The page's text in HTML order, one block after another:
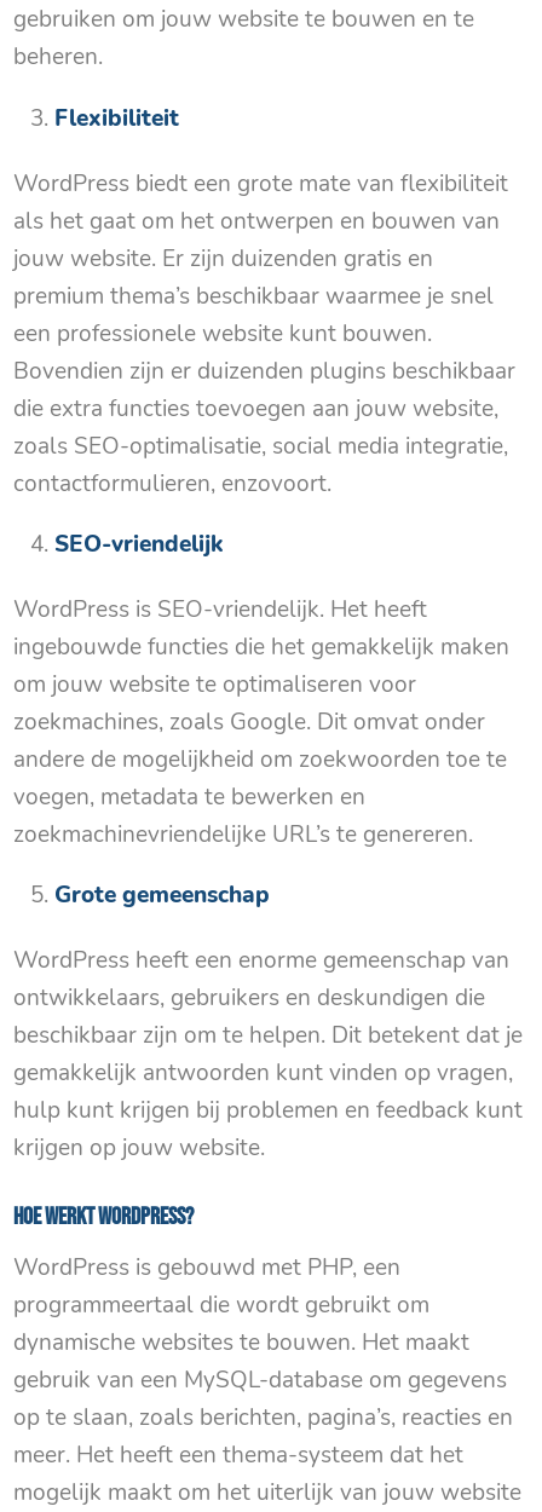
gebruiken om jouw website te bouwen en te
beheren.
Flexibiliteit
WordPress biedt een grote mate van flexibiliteit
als het gaat om het ontwerpen en bouwen van
jouw website. Er zijn duizenden gratis en
premium thema’s beschikbaar waarmee je snel
een professionele website kunt bouwen.
Bovendien zijn er duizenden plugins beschikbaar
die extra functies toevoegen aan jouw website,
zoals SEO-optimalisatie, social media integratie,
contactformulieren, enzovoort.
SEO-vriendelijk
WordPress is SEO-vriendelijk. Het heeft
ingebouwde functies die het gemakkelijk maken
om jouw website te optimaliseren voor
zoekmachines, zoals Google. Dit omvat onder
andere de mogelijkheid om zoekwoorden toe te
voegen, metadata te bewerken en
zoekmachinevriendelijke URL’s te genereren.
Grote gemeenschap
WordPress heeft een enorme gemeenschap van
ontwikkelaars, gebruikers en deskundigen die
beschikbaar zijn om te helpen. Dit betekent dat je
gemakkelijk antwoorden kunt vinden op vragen,
hulp kunt krijgen bij problemen en feedback kunt
krijgen op jouw website.
Hoe werkt WordPress?
WordPress is gebouwd met PHP, een
programmeertaal die wordt gebruikt om
dynamische websites te bouwen. Het maakt
gebruik van een MySQL-database om gegevens
op te slaan, zoals berichten, pagina’s, reacties en
meer. Het heeft een thema-systeem dat het
mogelijk maakt om het uiterlijk van jouw website